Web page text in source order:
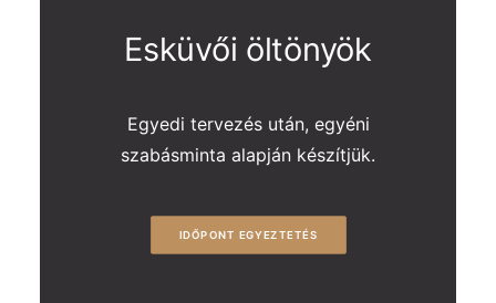
Esküvői öltönyök
Egyedi tervezés után, egyéni
szabásminta alapján készítjük.
IDŐPONT EGYEZTETÉS